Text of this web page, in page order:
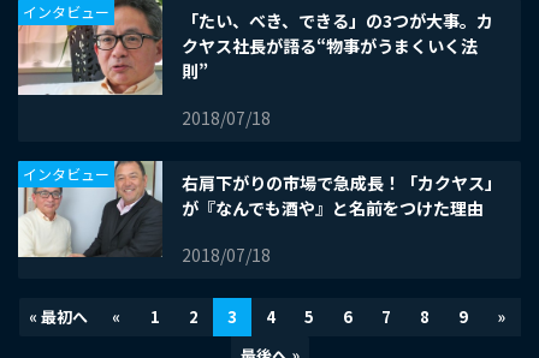
「たい、べき、できる」の3つが大事。カ
クヤス社長が語る“物事がうまくいく法
則”
2018/07/18
インタビュー
右肩下がりの市場で急成長！「カクヤス」
が『なんでも酒や』と名前をつけた理由
2018/07/18
インタビュー
« 最初へ « 1 2 3 4 5 6 7 8 9
»